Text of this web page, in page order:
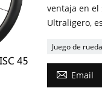
ventaja en el
Ultraligero,
Juego de
 Email